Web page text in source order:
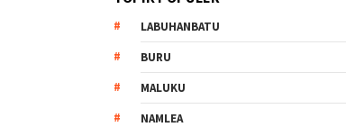
LABUHANBATU
BURU
MALUKU
NAMLEA